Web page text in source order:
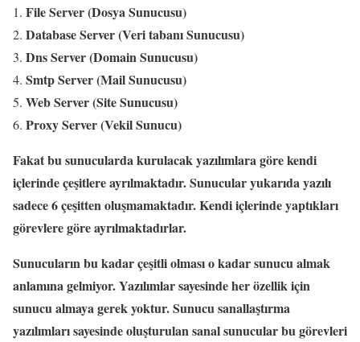
File Server (Dosya Sunucusu)
Database Server (Veri tabanı Sunucusu)
Dns Server (Domain Sunucusu)
Smtp Server (Mail Sunucusu)
Web Server (Site Sunucusu)
Proxy Server (Vekil Sunucu)
Fakat bu sunucularda kurulacak yazılımlara göre kendi
içlerinde çeşitlere ayrılmaktadır. Sunucular yukarıda yazılı
sadece 6 çeşitten oluşmamaktadır. Kendi içlerinde yaptıkları
görevlere göre ayrılmaktadırlar.
Sunucuların bu kadar çeşitli olması o kadar sunucu almak
anlamına gelmiyor. Yazılımlar sayesinde her özellik için
sunucu almaya gerek yoktur. Sunucu sanallaştırma
yazılımları sayesinde oluşturulan sanal sunucular bu görevleri